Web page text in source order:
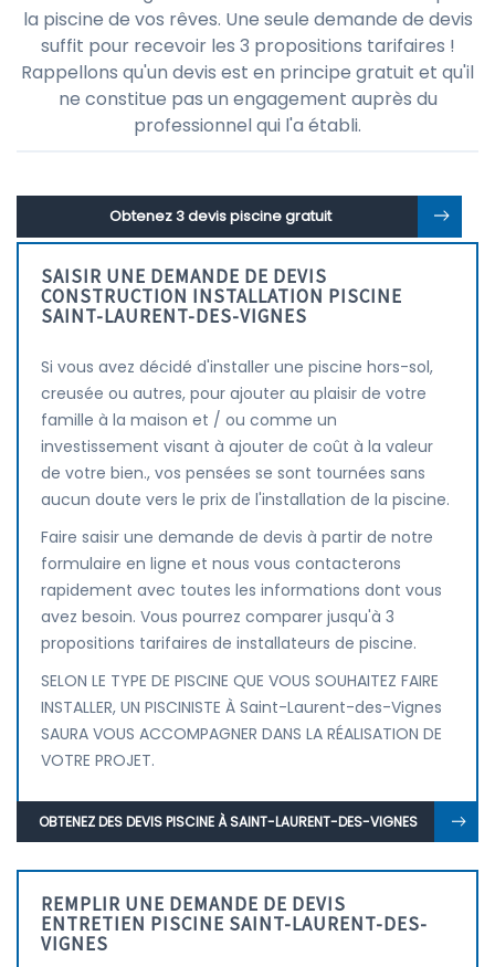
la piscine de vos rêves. Une seule demande de devis
suffit pour recevoir les 3 propositions tarifaires !
Rappellons qu'un devis est en principe gratuit et qu'il
ne constitue pas un engagement auprès du
professionnel qui l'a établi.
Obtenez 3 devis piscine gratuit
SAISIR UNE DEMANDE DE DEVIS
CONSTRUCTION INSTALLATION PISCINE
SAINT-LAURENT-DES-VIGNES
Si vous avez décidé d'installer une piscine hors-sol,
creusée ou autres, pour ajouter au plaisir de votre
famille à la maison et / ou comme un
investissement visant à ajouter de coût à la valeur
de votre bien., vos pensées se sont tournées sans
aucun doute vers le prix de l'installation de la piscine.
Faire saisir une demande de devis à partir de notre
formulaire en ligne et nous vous contacterons
rapidement avec toutes les informations dont vous
avez besoin. Vous pourrez comparer jusqu'à 3
propositions tarifaires de installateurs de piscine.
SELON LE TYPE DE PISCINE QUE VOUS SOUHAITEZ FAIRE
INSTALLER, UN PISCINISTE À Saint-Laurent-des-Vignes
SAURA VOUS ACCOMPAGNER DANS LA RÉALISATION DE
VOTRE PROJET.
OBTENEZ DES DEVIS PISCINE À SAINT-LAURENT-DES-VIGNES
REMPLIR UNE DEMANDE DE DEVIS
ENTRETIEN PISCINE SAINT-LAURENT-DES-
VIGNES